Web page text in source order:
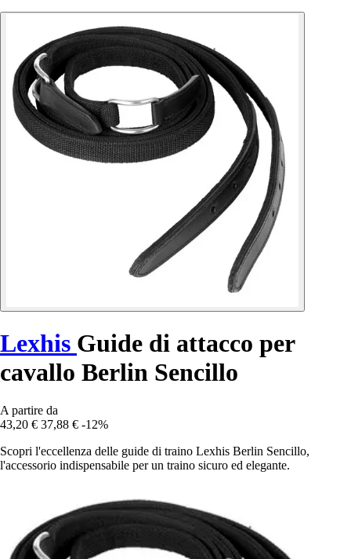
Lexhis Guide di attacco per
cavallo Berlin Sencillo
A partire da
43,20 € 37,88 € -12%
Scopri l'eccellenza delle guide di traino Lexhis Berlin Sencillo,
l'accessorio indispensabile per un traino sicuro ed elegante.